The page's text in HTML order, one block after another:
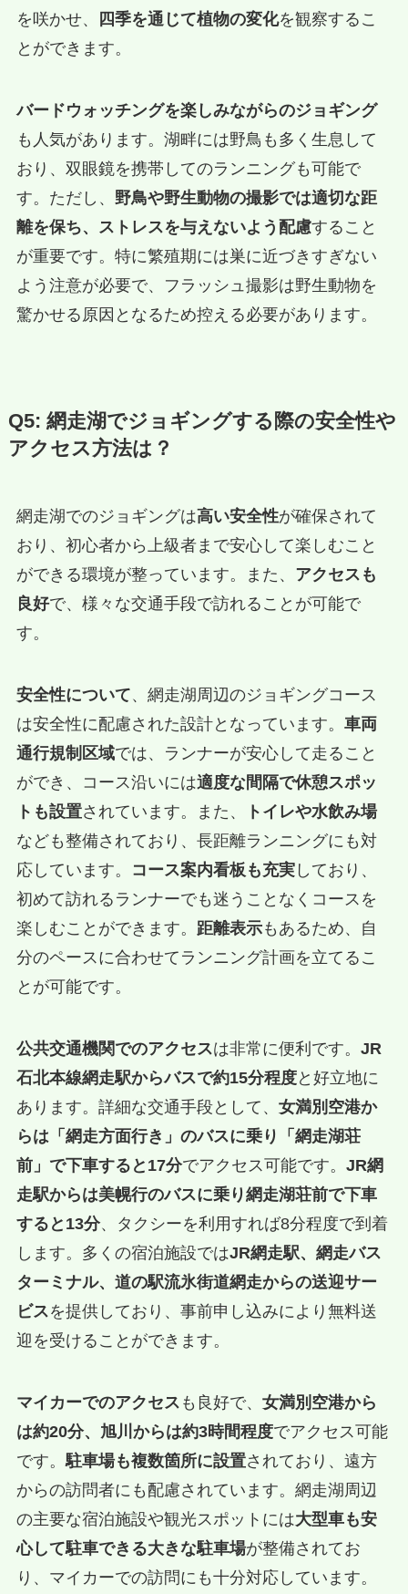
を咲かせ、 四季を通じて植物の変化を観察するこ
とができます。
バードウォッチングを楽しみながらのジョギング
も人気があります。湖畔には野鳥も多く生息して
おり、双眼鏡を携帯してのランニングも可能で
す。ただし、 野鳥や野生動物の撮影では適切な距
離を保ち、ストレスを与えないよう配慮すること
が重要です。特に繁殖期には巣に近づきすぎない
よう注意が必要で、フラッシュ撮影は野生動物を
驚かせる原因となるため控える必要があります。
Q5: 網走湖でジョギングする際の安全性や
アクセス方法は？
網走湖でのジョギングは高い安全性が確保されて
おり、初心者から上級者まで安心して楽しむこと
ができる環境が整っています。また、 アクセスも
良好で、様々な交通手段で訪れることが可能で
す。
安全性について、網走湖周辺のジョギングコース
は安全性に配慮された設計となっています。 車両
通行規制区域では、ランナーが安心して走ること
ができ、コース沿いには適度な間隔で休憩スポッ
トも設置されています。また、
トイレや水飲み場
なども整備されており、長距離ランニングにも対
応しています。
コース案内看板も充実しており、
初めて訪れるランナーでも迷うことなくコースを
楽しむことができます。 距離表示もあるため、自
分のペースに合わせてランニング計画を立てるこ
とが可能です。
公共交通機関でのアクセスは非常に便利です。 JR
石北本線網走駅からバスで約15分程度と好立地に
あります。詳細な交通手段として、 女満別空港か
らは「網走方面行き」のバスに乗り「網走湖荘
前」で下車すると17分でアクセス可能です。 JR網
走駅からは美幌行のバスに乗り網走湖荘前で下車
すると13分、タクシーを利用すれば8分程度で到着
します。多くの宿泊施設ではJR網走駅、網走バス
ターミナル、道の駅流氷街道網走からの送迎サー
ビスを提供しており、事前申し込みにより無料送
迎を受けることができます。
マイカーでのアクセス も良好で、 女満別空港から
は約20分、旭川からは約3時間程度でアクセス可能
です。駐車場も複数箇所に設置されており、遠方
からの訪問者にも配慮されています。網走湖周辺
の主要な宿泊施設や観光スポットには大型車も安
心して駐車できる大きな駐車場が整備されてお
り、マイカーでの訪問にも十分対応しています。